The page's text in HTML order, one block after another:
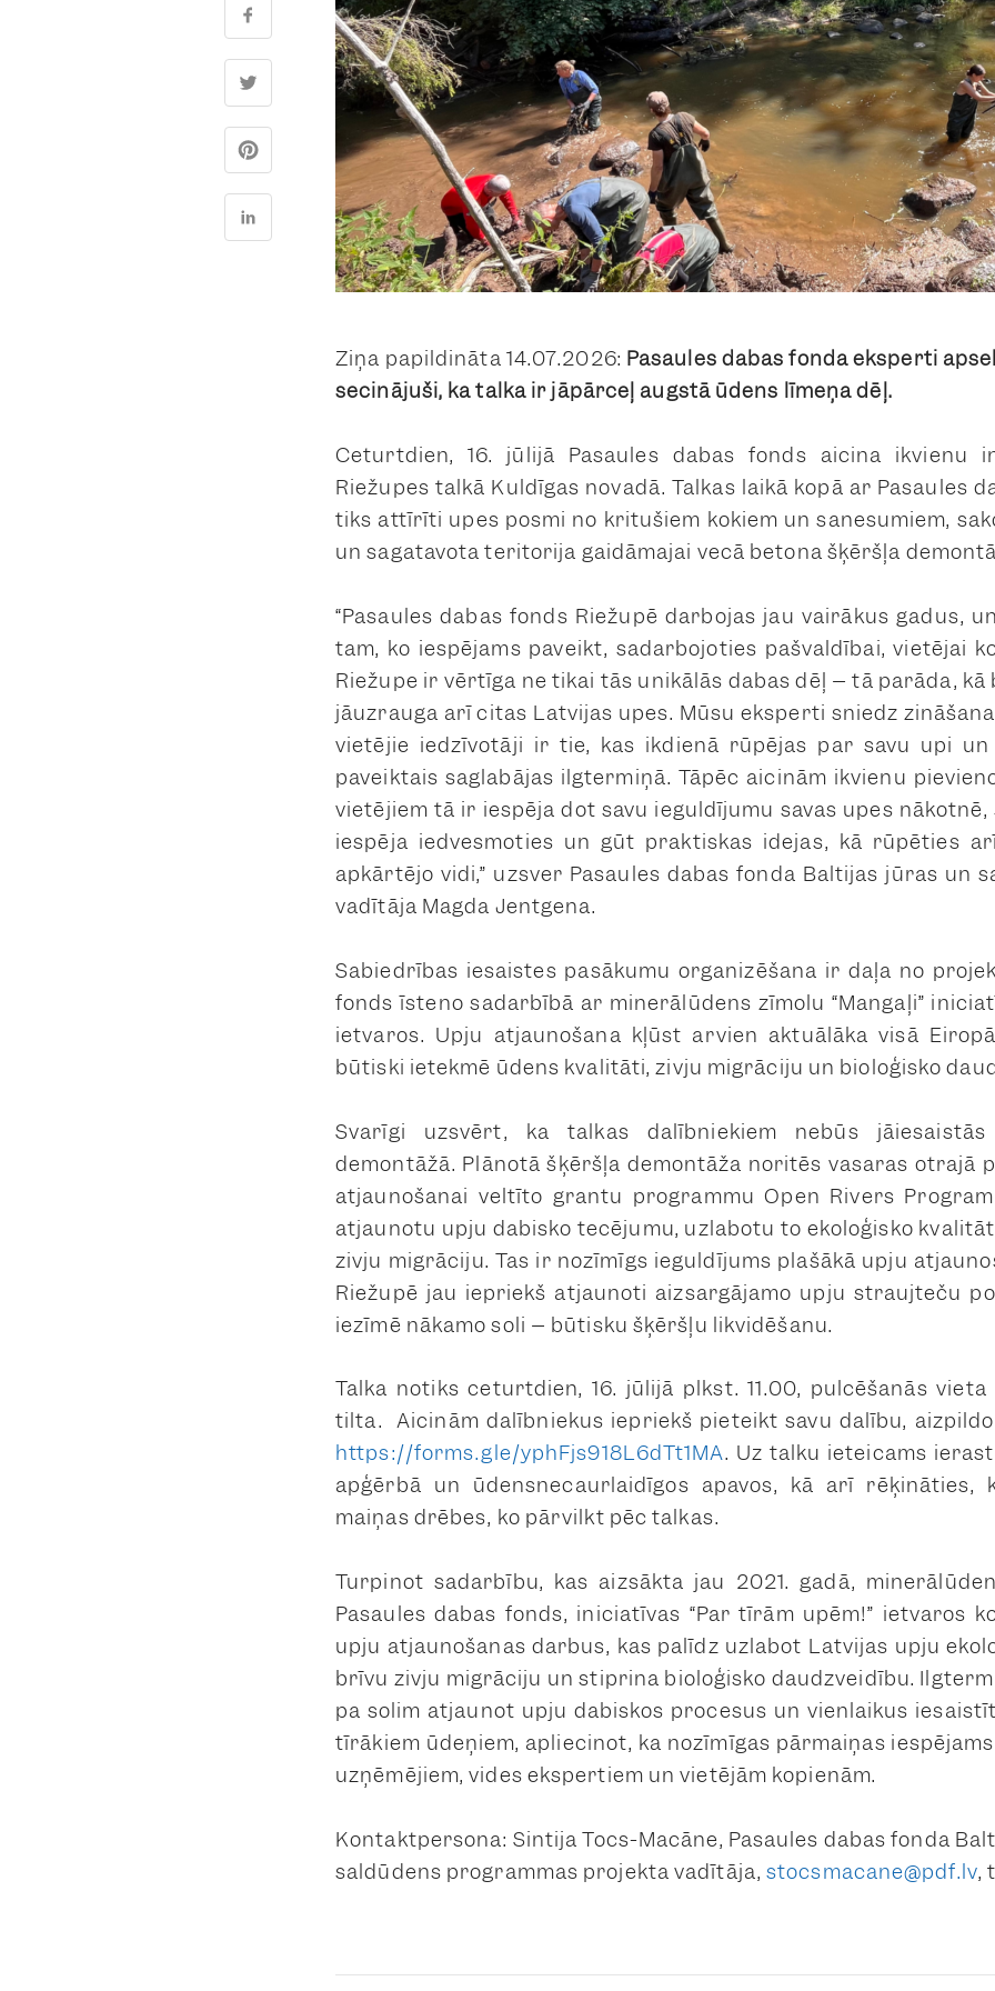
Ziņa papildināta 14.07.2026: Pasaules dabas fonda eksperti
secinājuši, ka talka ir jāpārceļ augstā ūdens līmeņa dēļ.
Ceturtdien, 16. jūlijā Pasaules dabas fonds aicina ikvienu
Riežupes talkā Kuldīgas novadā. Talkas laikā kopā ar Pasaules
tiks attīrīti upes posmi no kritušiem kokiem un sanesumiem,
un sagatavota teritorija gaidāmajai vecā betona šķēršļa
“Pasaules dabas fonds Riežupē darbojas jau vairākus gadus,
tam, ko iespējams paveikt, sadarbojoties pašvaldībai, vietējai
Riežupe ir vērtīga ne tikai tās unikālās dabas dēļ – tā parāda,
jāuzrauga arī citas Latvijas upes. Mūsu eksperti sniedz
vietējie iedzīvotāji ir tie, kas ikdienā rūpējas par savu upi
paveiktais saglabājas ilgtermiņā. Tāpēc aicinām ikvienu
vietējiem tā ir iespēja dot savu ieguldījumu savas upes
iespēja iedvesmoties un gūt praktiskas idejas, kā rūpēties
apkārtējo vidi,” uzsver Pasaules dabas fonda Baltijas jūras un
vadītāja Magda Jentgena.
Sabiedrības iesaistes pasākumu organizēšana ir daļa no
fonds īsteno sadarbībā ar minerālūdens zīmolu “Mangaļi”
ietvaros. Upju atjaunošana kļūst arvien aktuālāka visā
būtiski ietekmē ūdens kvalitāti, zivju migrāciju un bioloģisko
Svarīgi uzsvērt, ka talkas dalībniekiem nebūs
demontāžā. Plānotā šķēršļa demontāža noritēs vasaras otrajā
atjaunošanai veltīto grantu programmu Open Rivers
atjaunotu upju dabisko tecējumu, uzlabotu to ekoloģisko
zivju migrāciju. Tas ir nozīmīgs ieguldījums plašākā upju
Riežupē jau iepriekš atjaunoti aizsargājamo upju straujteču
iezīmē nākamo soli – būtisku šķēršļu likvidēšanu.
Talka notiks ceturtdien, 16. jūlijā plkst. 11.00, pulcēšanās
tilta. Aicinām dalībniekus iepriekš pieteikt savu dalību,
https://forms.gle/yphFjs918L6dTt1MA. Uz talku ieteicams
apģērbā un ūdensnecaurlaidīgos apavos, kā arī rēķināties,
maiņas drēbes, ko pārvilkt pēc talkas.
Turpinot sadarbību, kas aizsākta jau 2021. gadā,
Pasaules dabas fonds, iniciatīvas “Par tīrām upēm!” ietvaros
upju atjaunošanas darbus, kas palīdz uzlabot Latvijas upju
brīvu zivju migrāciju un stiprina bioloģisko daudzveidību.
pa solim atjaunot upju dabiskos procesus un vienlaikus
tīrākiem ūdeņiem, apliecinot, ka nozīmīgas pārmaiņas
uzņēmējiem, vides ekspertiem un vietējām kopienām.
Kontaktpersona: Sintija Tocs-Macāne, Pasaules dabas fonda
saldūdens programmas projekta vadītāja,stocsmacane@pdf.lv,